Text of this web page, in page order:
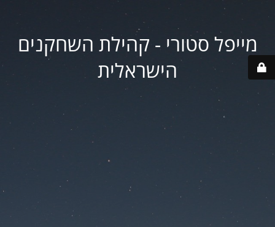
מייפל סטורי - קהילת השחקנים
הישראלית